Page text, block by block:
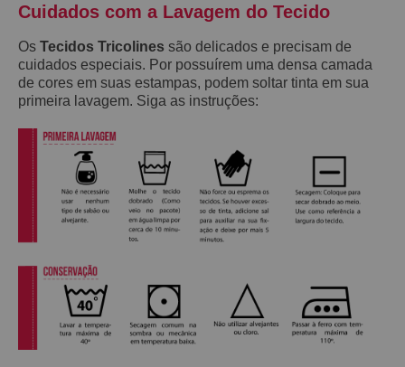
Cuidados com a Lavagem do Tecido
Os Tecidos Tricolines são delicados e precisam de
cuidados especiais. Por possuírem uma densa camada
de cores em suas estampas, podem soltar tinta em sua
primeira lavagem. Siga as instruções: